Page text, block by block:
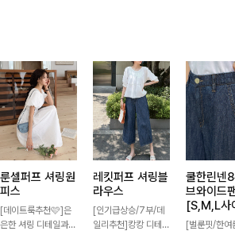
룬셀퍼프 셔링원
피스
[데이트룩추천🩷]은
은한 셔링 디테일과
레킷퍼프 셔링블
라우스
[인기급상승/7부/데
일리추천]캉캉 디테일
쿨한린넨
브와이드
[S,M,L사
[벌룬핏/한여